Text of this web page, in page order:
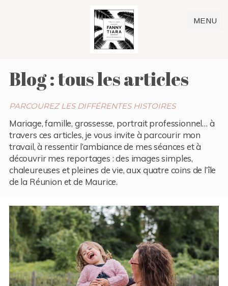
MENU
Blog : tous les articles
PARCOUREZ LES DIFFÉRENTES HISTOIRES
Mariage, famille, grossesse, portrait professionnel… à
travers ces articles, je vous invite à parcourir mon
travail, à ressentir l’ambiance de mes séances et à
découvrir mes reportages : des images simples,
chaleureuses et pleines de vie, aux quatre coins de l’île
de la Réunion et de Maurice.
Famille – Mailys – Paris (75)